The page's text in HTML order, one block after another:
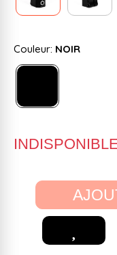
Couleur: NOIR